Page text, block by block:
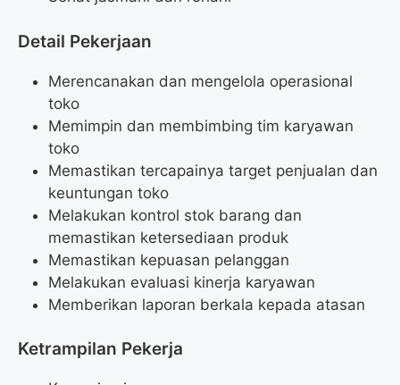
Detail Pekerjaan
Merencanakan dan mengelola operasional
toko
Memimpin dan membimbing tim karyawan
toko
Memastikan tercapainya target penjualan dan
keuntungan toko
Melakukan kontrol stok barang dan
memastikan ketersediaan produk
Memastikan kepuasan pelanggan
Melakukan evaluasi kinerja karyawan
Memberikan laporan berkala kepada atasan
Ketrampilan Pekerja